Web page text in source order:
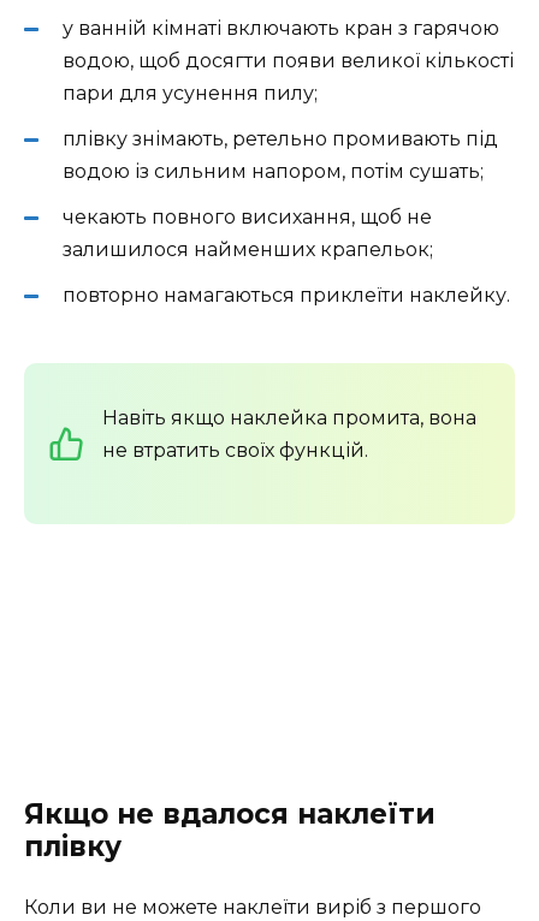
у ванній кімнаті включають кран з гарячою
водою, щоб досягти появи великої кількості
пари для усунення пилу;
плівку знімають, ретельно промивають під
водою із сильним напором, потім сушать;
чекають повного висихання, щоб не
залишилося найменших крапельок;
повторно намагаються приклеїти наклейку.
Навіть якщо наклейка промита, вона
не втратить своїх функцій.
Якщо не вдалося наклеїти
плівку
Коли ви не можете наклеїти виріб з першого